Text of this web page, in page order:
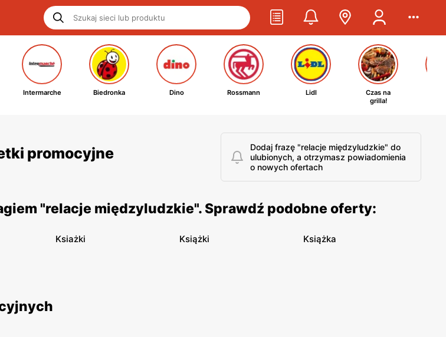
Intermarche Biedronka Dino Rossmann Lidl
Czas na
grilla!
promocyjne
Dodaj frazę "relacje międzyludzkie" do
ulubionych, a otrzymasz powiadomienia
o nowych ofertach
"relacje międzyludzkie". Sprawdź podobne oferty:
Ksiażki Książki Książka